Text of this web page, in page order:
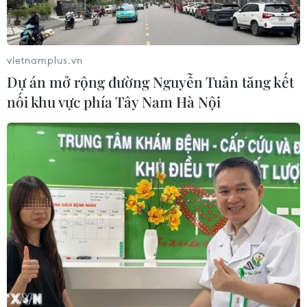
Bệnh viện hạng đặc biệt cơ sở Ninh
Bình khẳng định "cánh tay nối dài"
hiệu quả
thanh toán chi phí khám chữa bệnh y
học gia đình
03/08/2026 07:04
Siết giám định, kiểm soát chặt chi
phí khám chữa bệnh bảo hiểm y tế
02/08/2026 10:10
vietnamplus.vn
Dự án mở rộng đường Nguyễn Tuân tăng kết
nối khu vực phía Tây Nam Hà Nội